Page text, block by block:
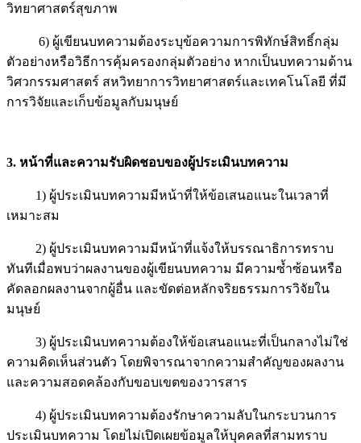
วิทยาศาสตร์สุขภาพ
6) ผู้เขียนบทความต้องระบุข้อความการพิทักษ์สิทธิ์กลุ่ม
ตัวอย่างหรือวิธีการคุ้มครองกลุ่มตัวอย่าง หากเป็นบทความด้าน
วิศวกรรมศาสตร์ สหวิทยาการวิทยาศาสตร์และเทคโนโลยี ที่มี
การวิจัยและเก็บข้อมูลกับมนุษย์
3. หน้าที่และความรับผิดชอบของผู้ประเมินบทความ
1) ผู้ประเมินบทความมีหน้าที่ให้ข้อเสนอแนะในเวลาที่
เหมาะสม
2) ผู้ประเมินบทความมีหน้าที่แจ้งให้บรรณาธิการทราบ
ทันทีเมื่อพบว่าผลงานของผู้เขียนบทความ มีความซ้ำซ้อนหรือ
คัดลอกผลงานจากผู้อื่น และขัดต่อหลักจริยธรรมการวิจัยใน
มนุษย์
3) ผู้ประเมินบทความต้องให้ข้อเสนอแนะที่เป็นกลางไม่ใช่
ความคิดเห็นส่วนตัว โดยพิจารณาจากความสำคัญของผลงาน
และความสอดคล้องกับขอบเขตของวารสาร
4) ผู้ประเมินบทความต้องรักษาความลับในกระบวนการ
ประเมินบทความ โดยไม่เปิดเผยข้อมูลให้บุคคลที่สามทราบ